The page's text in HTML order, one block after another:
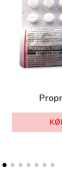
Propranolol